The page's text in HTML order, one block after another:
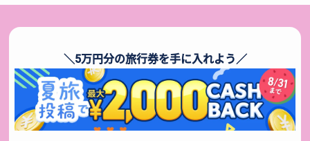
＼5万円分の旅行券を手に入れよう／